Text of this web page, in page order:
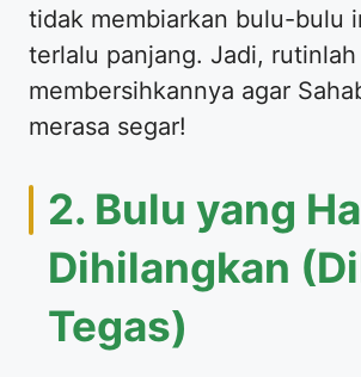
tidak membiarkan bulu-bulu
terlalu panjang. Jadi, rutinlah
membersihkannya agar
merasa segar!
​2. Bulu yang
Dihilangkan
Tegas)